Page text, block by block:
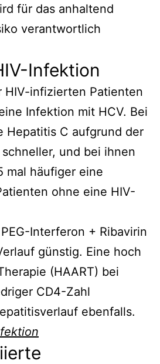
für das anhaltend
verantwortlich
Infektion
HIV-infizierten Patienten
Infektion mit HCV. Bei
Hepatitis C aufgrund der
und bei ihnen
mal häufiger eine
ohne eine HIV-
Interferon + Ribavirin
günstig. Eine hoch
(HAART) bei
CD4-Zahl
ebenfalls.